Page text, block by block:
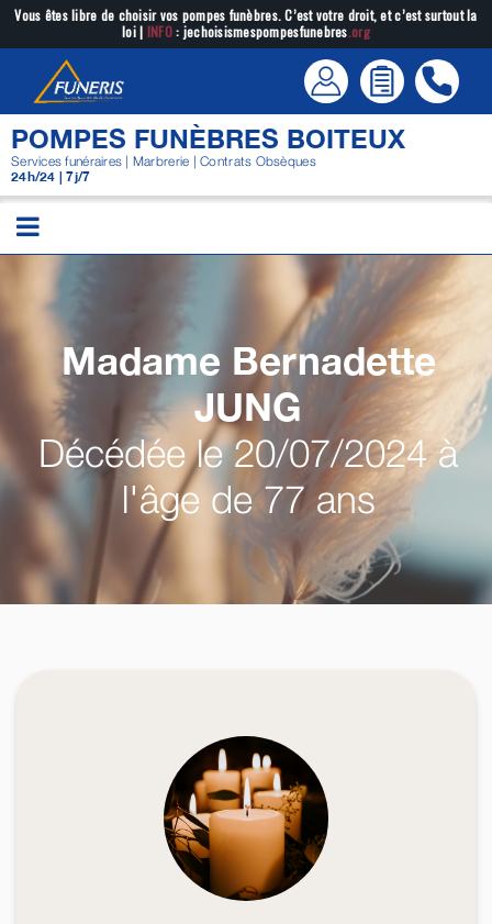
Passer
contenu
Vous êtes libre de choisir vos pompes funèbres. C’est votre droit, et c’est surtout la
loi | INFO: jechoisismespompesfunebres.org
POMPES FUNÈBRES BOITEUX
Services funéraires | Marbrerie | Contrats Obsèques
24h/24 | 7j/7
Madame Bernadette
JUNG
Décédée le 20/07/2024 à
l'âge de 77 ans